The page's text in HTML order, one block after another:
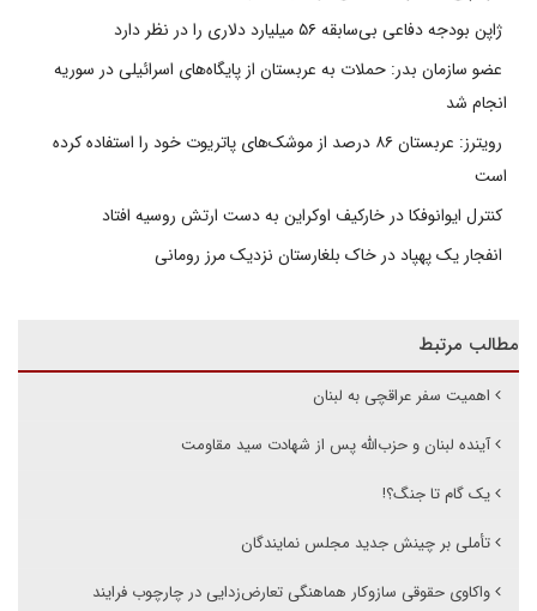
ژاپن بودجه دفاعی بی‌سابقه ۵۶ میلیارد دلاری را در نظر دارد
عضو سازمان بدر: حملات به عربستان از پایگاه‌های اسرائیلی در سوریه
انجام شد
رویترز: عربستان ۸۶ درصد از موشک‌های پاتریوت خود را استفاده کرده
است
کنترل ایوانوفکا در خارکیف اوکراین به دست ارتش روسیه افتاد
انفجار یک پهپاد در خاک بلغارستان نزدیک مرز رومانی
مطالب مرتبط
اهمیت سفر عراقچی به لبنان
آینده لبنان و حزب‌الله پس از شهادت سید مقاومت
یک گام تا جنگ؟!
تأملی بر چینش جدید مجلس نمایندگان
واکاوی حقوقی سازوکار هماهنگی تعارض‌زدایی در چارچوب فرایند